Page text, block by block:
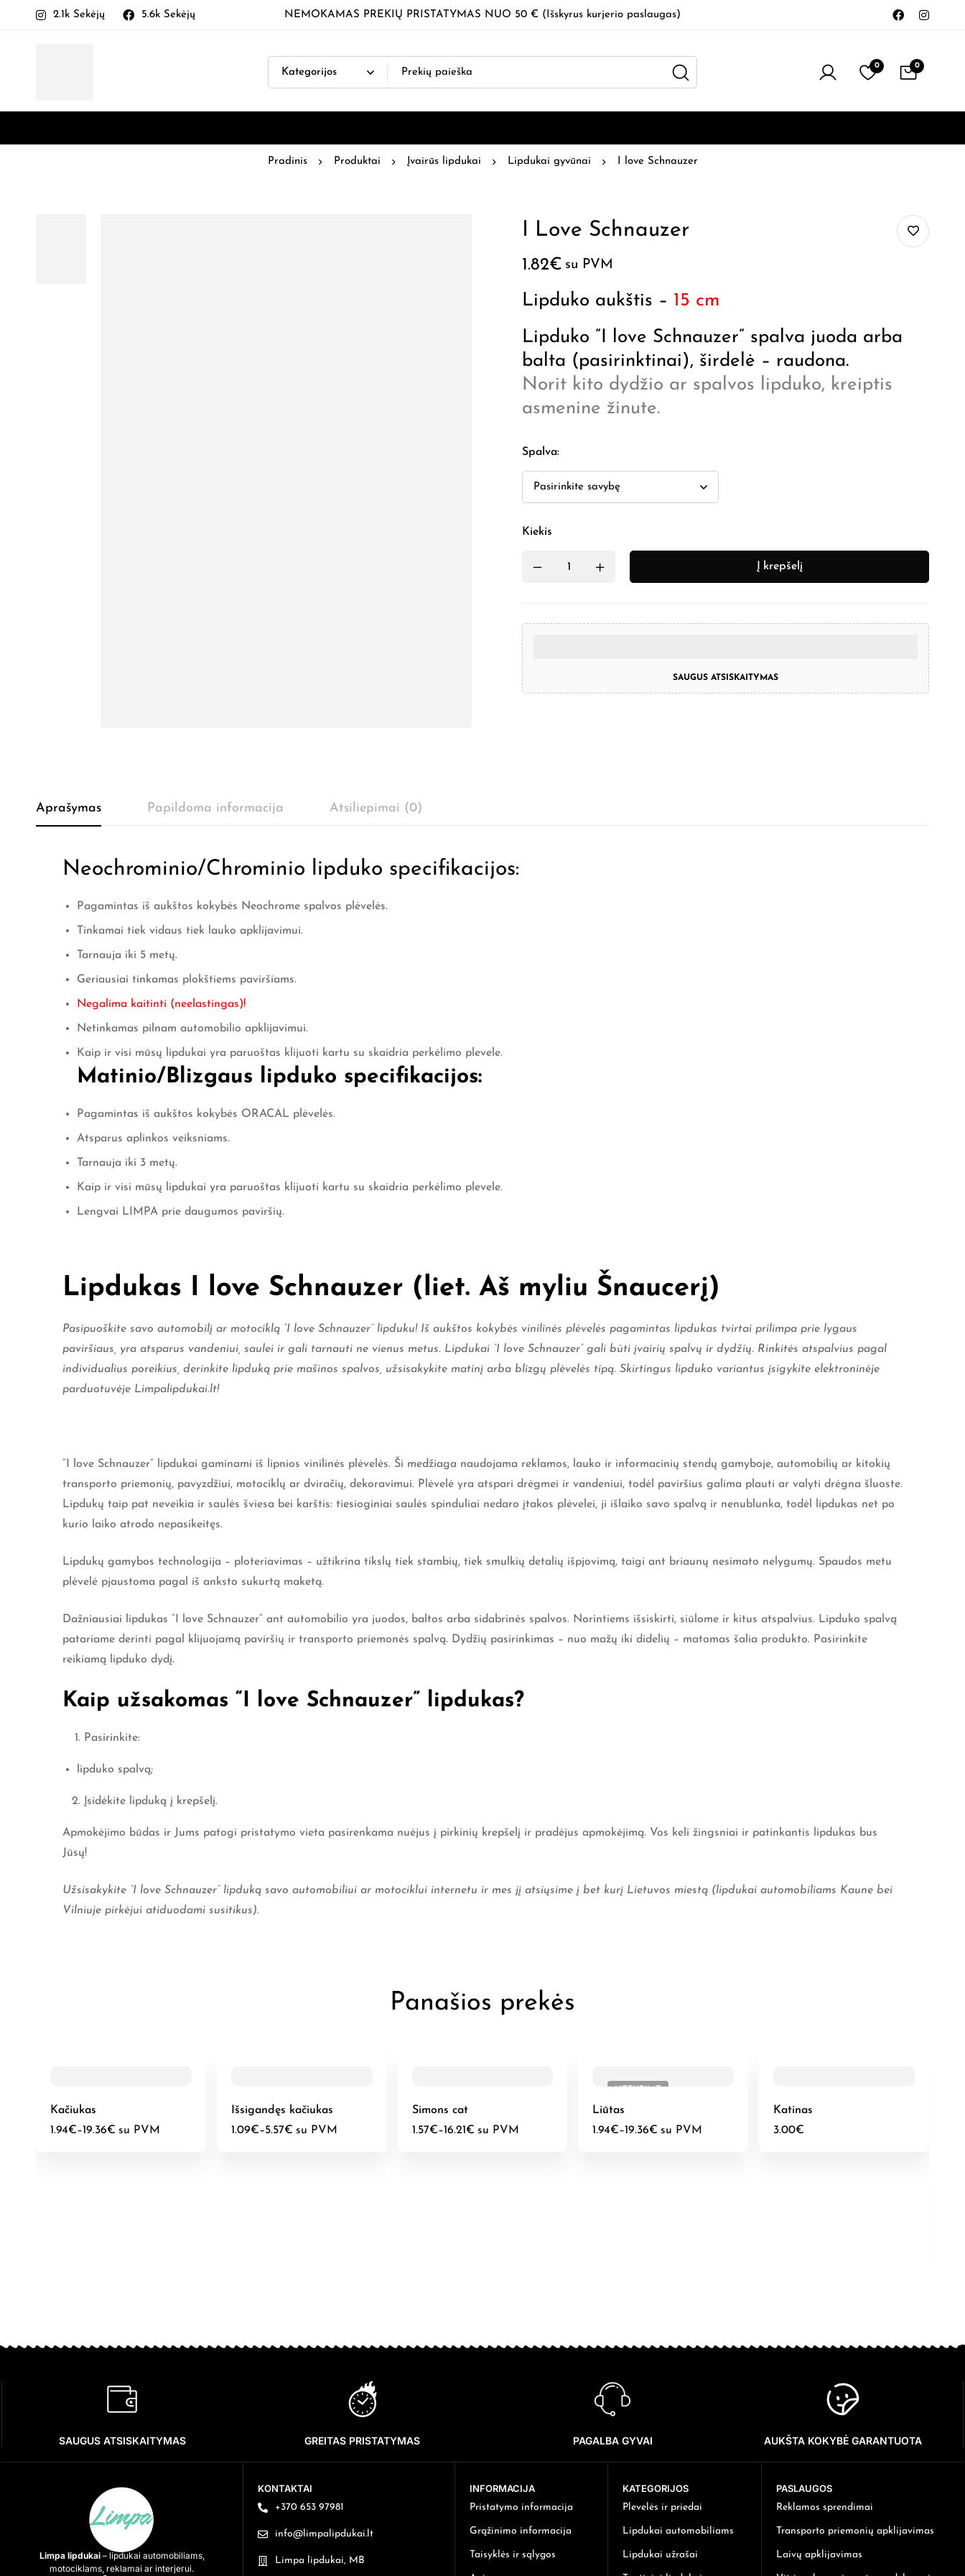
2.1k Sekėjų 5.6k Sekėjų NEMOKAMAS PREKIŲ PRISTATYMAS NUO 50 € (Išskyrus kurjerio paslaugas)
0 0
Pradinis Produktai Įvairūs lipdukai Lipdukai gyvūnai I love Schnauzer
I Love Schnauzer
1.82€ su PVM
Lipduko aukštis – 15 cm
Lipduko ”I love Schnauzer” spalva juoda arba
balta (pasirinktinai), širdelė – raudona.
Norit kito dydžio ar spalvos lipduko, kreiptis
asmenine žinute.
Spalva:
Kiekis
Į krepšelį
SAUGUS ATSISKAITYMAS
Aprašymas Papildoma informacija Atsiliepimai (0)
Neochrominio/Chrominio lipduko specifikacijos:
Pagamintas iš aukštos kokybės Neochrome spalvos plėvelės.
Tinkamai tiek vidaus tiek lauko apklijavimui.
Tarnauja iki 5 metų.
Geriausiai tinkamas plokštiems paviršiams.
Negalima kaitinti (neelastingas)!
Netinkamas pilnam automobilio apklijavimui.
Kaip ir visi mūsų lipdukai yra paruoštas klijuoti kartu su skaidria perkėlimo plevele.
Matinio/Blizgaus lipduko specifikacijos:
Pagamintas iš aukštos kokybės ORACAL plėvelės.
Atsparus aplinkos veiksniams.
Tarnauja iki 3 metų.
Kaip ir visi mūsų lipdukai yra paruoštas klijuoti kartu su skaidria perkėlimo plevele.
Lengvai LIMPA prie daugumos paviršių.
Lipdukas I love Schnauzer (liet. Aš myliu Šnaucerį)
Pasipuoškite savo automobilį ar motociklą “I love Schnauzer” lipduku! Iš aukštos kokybės vinilinės plėvelės pagamintas lipdukas tvirtai prilimpa prie lygaus
paviršiaus, yra atsparus vandeniui, saulei ir gali tarnauti ne vienus metus. Lipdukai “I love Schnauzer” gali būti įvairių spalvų ir dydžių. Rinkitės atspalvius pagal
individualius poreikius, derinkite lipduką prie mašinos spalvos, užsisakykite matinį arba blizgų plėvelės tipą. Skirtingus lipduko variantus įsigykite elektroninėje
parduotuvėje Limpalipdukai.lt!
“I love Schnauzer” lipdukai gaminami iš lipnios vinilinės plėvelės. Ši medžiaga naudojama reklamos, lauko ir informacinių stendų gamyboje, automobilių ar kitokių
transporto priemonių, pavyzdžiui, motociklų ar dviračių, dekoravimui. Plėvelė yra atspari drėgmei ir vandeniui, todėl paviršius galima plauti ar valyti drėgna šluoste.
Lipdukų taip pat neveikia ir saulės šviesa bei karštis: tiesioginiai saulės spinduliai nedaro įtakos plėvelei, ji išlaiko savo spalvą ir nenublunka, todėl lipdukas net po
kurio laiko atrodo nepasikeitęs.
Lipdukų gamybos technologija – ploteriavimas – užtikrina tikslų tiek stambių, tiek smulkių detalių išpjovimą, taigi ant briaunų nesimato nelygumų. Spaudos metu
plėvelė pjaustoma pagal iš anksto sukurtą maketą.
Dažniausiai lipdukas “I love Schnauzer” ant automobilio yra juodos, baltos arba sidabrinės spalvos. Norintiems išsiskirti, siūlome ir kitus atspalvius. Lipduko spalvą
patariame derinti pagal klijuojamą paviršių ir transporto priemonės spalvą. Dydžių pasirinkimas – nuo mažų iki didelių – matomas šalia produkto. Pasirinkite
reikiamą lipduko dydį.
Kaip užsakomas “I love Schnauzer” lipdukas?
Pasirinkite:
lipduko spalvą;
Įsidėkite lipduką į krepšelį.
Apmokėjimo būdas ir Jums patogi pristatymo vieta pasirenkama nuėjus į pirkinių krepšelį ir pradėjus apmokėjimą. Vos keli žingsniai ir patinkantis lipdukas bus
Jūsų!
Užsisakykite “I love Schnauzer” lipduką savo automobiliui ar motociklui internetu ir mes jį atsiųsime į bet kurį Lietuvos miestą (lipdukai automobiliams Kaune bei
Vilniuje pirkėjui atiduodami susitikus).
Panašios prekės
Kačiukas
1.94€–19.36€ su PVM
Išsigandęs kačiukas
1.09€–5.57€ su PVM
Simons cat
1.57€–16.21 € su PVM
NETURIME
Liūtas
1.94€–19.36€ su PVM
Katinas
3.00€
SAUGUS ATSISKAITYMAS GREITAS PRISTATYMAS PAGALBA GYVAI AUKŠTA KOKYBĖ GARANTUOTA
Limpa lipdukai– lipdukai automobiliams,
motociklams, reklamai ar interjerui.
KONTAKTAI
+370 653 97981
info@limpalipdukai.lt
Limpa lipdukai, MB
INFORMACIJA
Pristatymo informacija
Grąžinimo informacija
Taisyklės ir sąlygos
KATEGORIJOS
Plevelės ir priedai
Lipdukai automobiliams
Lipdukai užrašai
PASLAUGOS
Reklamos sprendimai
Transporto priemonių apklijavimas
Laivų apklijavimas